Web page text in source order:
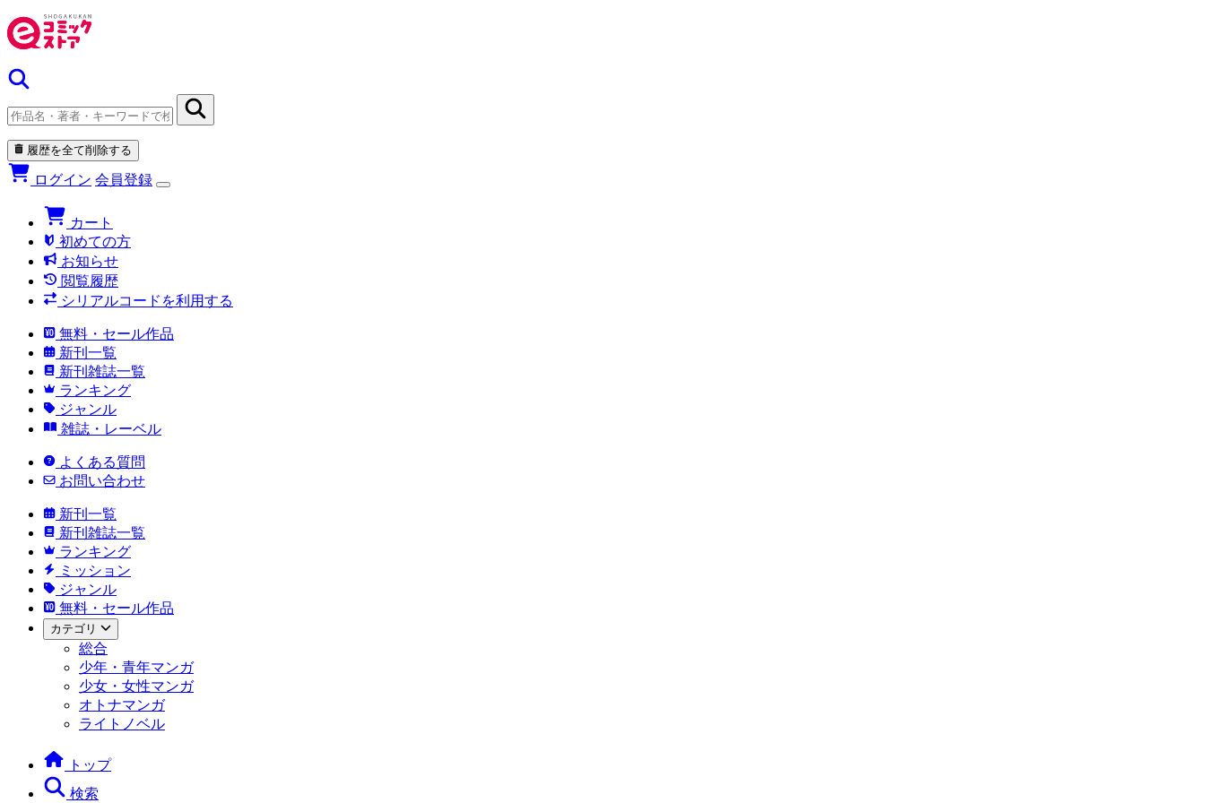
履歴を全て削除する
ログイン 会員登録
カート
初めての方
お知らせ
閲覧履歴
シリアルコードを利用する
無料・セール作品
新刊一覧
新刊雑誌一覧
ランキング
ジャンル
雑誌・レーベル
よくある質問
お問い合わせ
新刊一覧
新刊雑誌一覧
ランキング
ミッション
ジャンル
無料・セール作品
カテゴリ
総合
少年・青年マンガ
少女・女性マンガ
オトナマンガ
ライトノベル
トップ
検索